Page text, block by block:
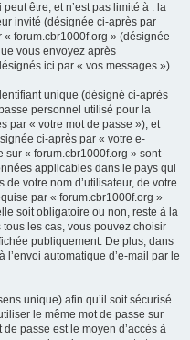
être, et n’est pas limité à : la
invité (désignée ci-après par
« forum.cbr1000f.org » (désignée
vous envoyez après
ici par « vos messages »).
unique (désigné ci-après
personnel utilisé pour la
par « votre mot de passe »), et
ci-après par « votre e-
sur « forum.cbr1000f.org » sont
applicables dans le pays qui
votre nom d’utilisateur, de votre
par « forum.cbr1000f.org »
soit obligatoire ou non, reste à la
les cas, vous pouvez choisir
publiquement. De plus, dans
automatique d’e-mail par le
unique) afin qu’il soit sécurisé.
le même mot de passe sur
passe est le moyen d’accès à